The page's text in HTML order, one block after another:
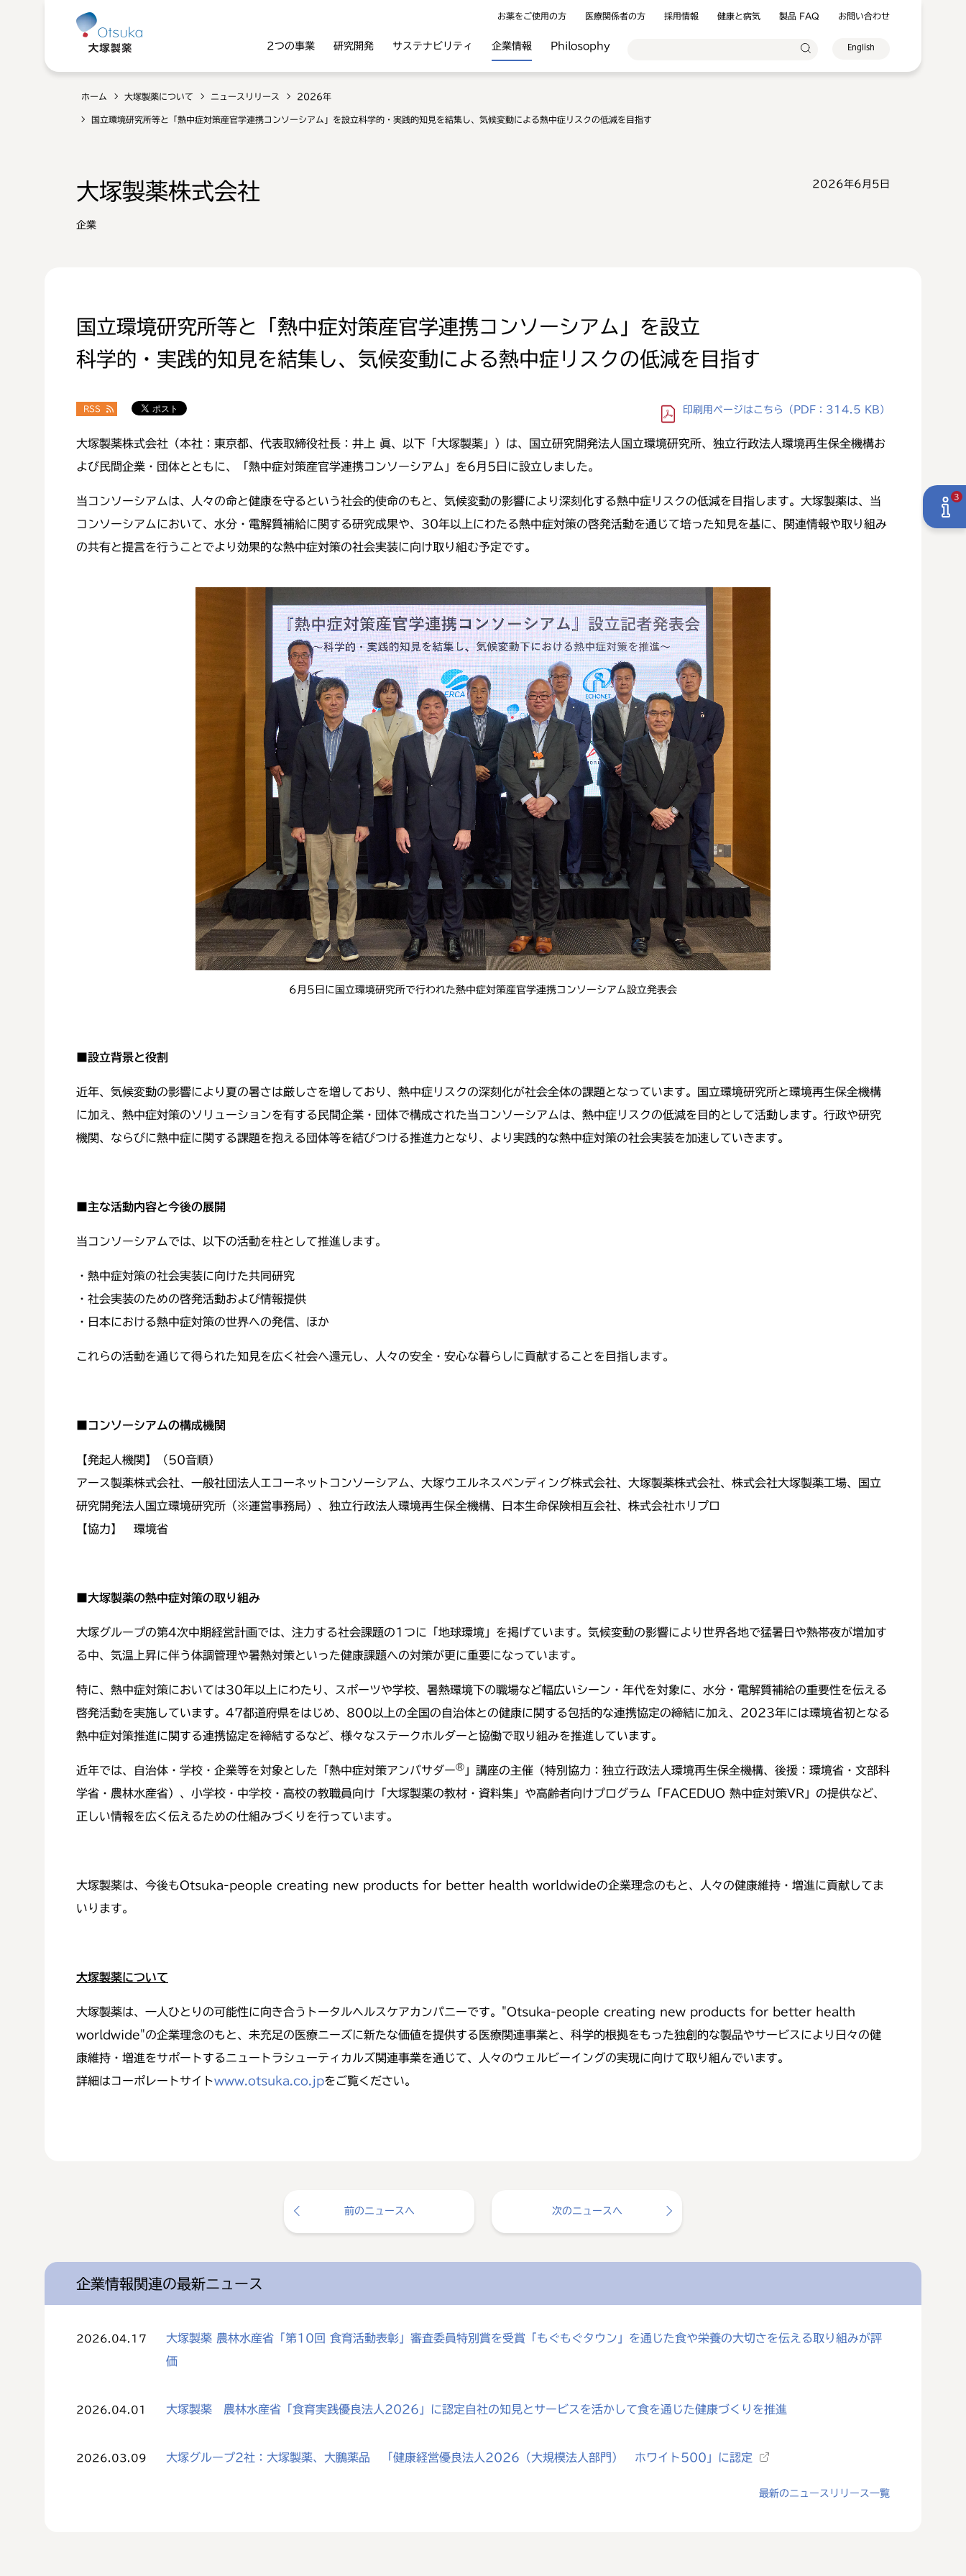
お薬をご使用の方 医療関係者の方 採用情報 健康と病気 製品 FAQ お問い合わせ
2つの事業 研究開発 サステナビリティ 企業情報 Philosophy English
ホーム 大塚製薬について ニュースリリース 2026年
国立環境研究所等と「熱中症対策産官学連携コンソーシアム」を設立科学的・実践的知見を結集し、気候変動による熱中症リスクの低減を目指す
大塚製薬株式会社
企業
2026年6月5日
国立環境研究所等と「熱中症対策産官学連携コンソーシアム」を設立
科学的・実践的知見を結集し、気候変動による熱中症リスクの低減を目指す
RSS 印刷用ページはこちら （PDF：314.5 KB）
大塚製薬株式会社（本社：東京都、代表取締役社長：井上 眞、以下「大塚製薬」）は、国立研究開発法人国立環境研究所、独立行政法人環境再生保全機構お
よび民間企業・団体とともに、「熱中症対策産官学連携コンソーシアム」を6月5日に設立しました。
当コンソーシアムは、人々の命と健康を守るという社会的使命のもと、気候変動の影響により深刻化する熱中症リスクの低減を目指します。大塚製薬は、当
コンソーシアムにおいて、水分・電解質補給に関する研究成果や、30年以上にわたる熱中症対策の啓発活動を通じて培った知見を基に、関連情報や取り組み
の共有と提言を行うことでより効果的な熱中症対策の社会実装に向け取り組む予定です。
6月5日に国立環境研究所で行われた熱中症対策産官学連携コンソーシアム設立発表会
■設立背景と役割
近年、気候変動の影響により夏の暑さは厳しさを増しており、熱中症リスクの深刻化が社会全体の課題となっています。国立環境研究所と環境再生保全機構
に加え、熱中症対策のソリューションを有する民間企業・団体で構成された当コンソーシアムは、熱中症リスクの低減を目的として活動します。行政や研究
機関、ならびに熱中症に関する課題を抱える団体等を結びつける推進力となり、より実践的な熱中症対策の社会実装を加速していきます。
■主な活動内容と今後の展開
当コンソーシアムでは、以下の活動を柱として推進します。
・熱中症対策の社会実装に向けた共同研究
・社会実装のための啓発活動および情報提供
・日本における熱中症対策の世界への発信、ほか
これらの活動を通じて得られた知見を広く社会へ還元し、人々の安全・安心な暮らしに貢献することを目指します。
■コンソーシアムの構成機関
【発起人機関】（50音順）
アース製薬株式会社、一般社団法人エコーネットコンソーシアム、大塚ウエルネスベンディング株式会社、大塚製薬株式会社、株式会社大塚製薬工場、国立
研究開発法人国立環境研究所（※運営事務局）、独立行政法人環境再生保全機構、日本生命保険相互会社、株式会社ホリプロ
【協力】 環境省
■大塚製薬の熱中症対策の取り組み
大塚グループの第4次中期経営計画では、注力する社会課題の1つに「地球環境」を掲げています。気候変動の影響により世界各地で猛暑日や熱帯夜が増加す
る中、気温上昇に伴う体調管理や暑熱対策といった健康課題への対策が更に重要になっています。
特に、熱中症対策においては30年以上にわたり、スポーツや学校、暑熱環境下の職場など幅広いシーン・年代を対象に、水分・電解質補給の重要性を伝える
啓発活動を実施しています。47都道府県をはじめ、800以上の全国の自治体との健康に関する包括的な連携協定の締結に加え、2023年には環境省初となる
熱中症対策推進に関する連携協定を締結するなど、様々なステークホルダーと協働で取り組みを推進しています。
近年では、自治体・学校・企業等を対象とした「熱中症対策アンバサダー® 」講座の主催（特別協力：独立行政法人環境再生保全機構、後援：環境省・文部科
学省・農林水産省）、小学校・中学校・高校の教職員向け「大塚製薬の教材・資料集」や高齢者向けプログラム「FACEDUO 熱中症対策VR」の提供など、
正しい情報を広く伝えるための仕組みづくりを行っています。
大塚製薬は、今後もOtsuka-people creating new products for better health worldwideの企業理念のもと、人々の健康維持・増進に貢献してま
いります。
大塚製薬について
大塚製薬は、一人ひとりの可能性に向き合うトータルヘルスケアカンパニーです。"Otsuka-people creating new products for better health
worldwide"の企業理念のもと、未充足の医療ニーズに新たな価値を提供する医療関連事業と、科学的根拠をもった独創的な製品やサービスにより日々の健
康維持・増進をサポートするニュートラシューティカルズ関連事業を通じて、人々のウェルビーイングの実現に向けて取り組んでいます。
詳細はコーポレートサイトwww.otsuka.co.jpをご覧ください。
前のニュースへ 次のニュースへ
企業情報関連の最新ニュース
2026.04.17
大塚製薬 農林水産省「第10回 食育活動表彰」審査委員特別賞を受賞「もぐもぐタウン」を通じた食や栄養の大切さを伝える取り組みが評
価
2026.04.01 大塚製薬 農林水産省「食育実践優良法人2026」に認定自社の知見とサービスを活かして食を通じた健康づくりを推進
2026.03.09 大塚グループ2社：大塚製薬、大鵬薬品 「健康経営優良法人2026（大規模法人部門） ホワイト500」に認定
最新のニュースリリース一覧
3